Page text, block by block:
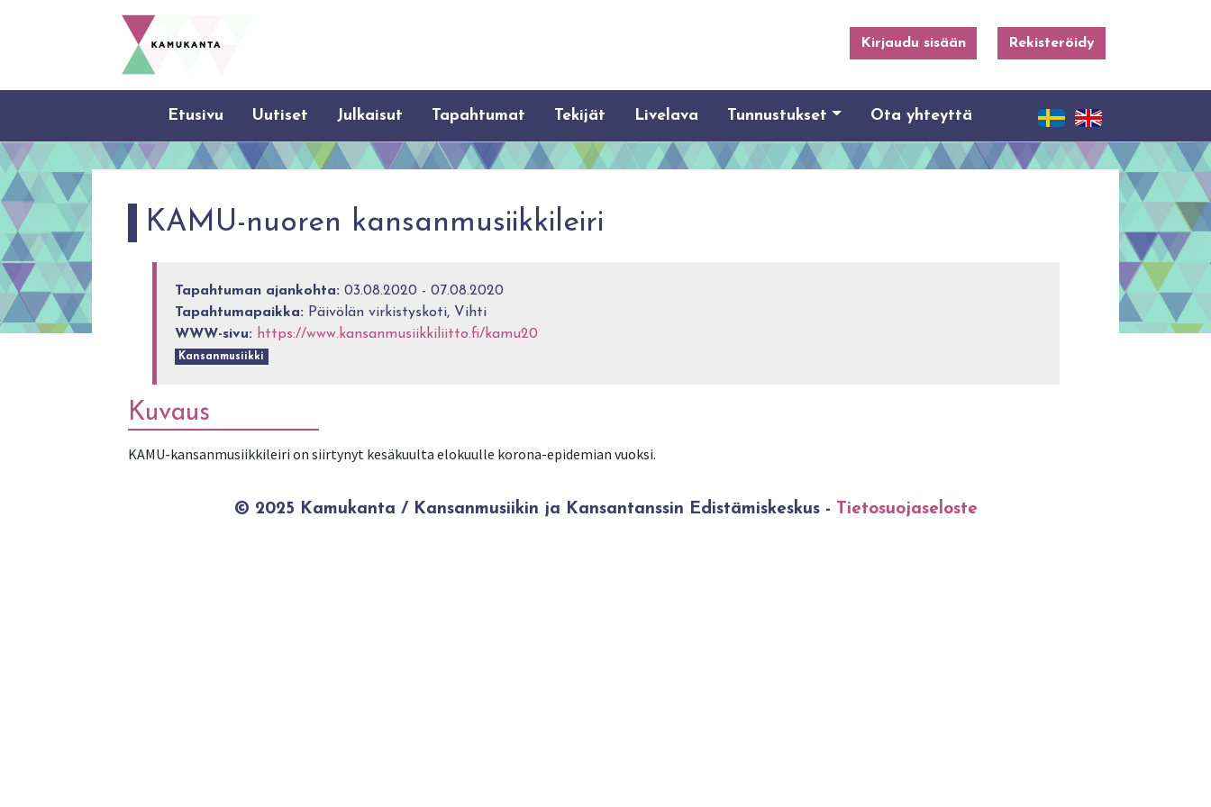
Kirjaudu sisään Rekisteröidy
Etusivu Uutiset Julkaisut Tapahtumat Tekijät Livelava Tunnustukset Ota yhteyttä
KAMU-nuoren kansanmusiikkileiri
Tapahtuman ajankohta: 03.08.2020 - 07.08.2020
Tapahtumapaikka: Päivölän virkistyskoti, Vihti
WWW-sivu: https://www.kansanmusiikkiliitto.fi/kamu20
Kansanmusiikki
Kuvaus
KAMU-kansanmusiikkileiri on siirtynyt kesäkuulta elokuulle korona-epidemian vuoksi.
© 2025 Kamukanta / Kansanmusiikin ja Kansantanssin Edistämiskeskus - Tietosuojaseloste